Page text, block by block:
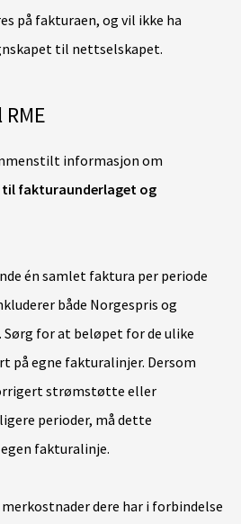
på fakturaen, og vil ikke ha
til nettselskapet.
informasjon om
til fakturaunderlaget og
én samlet faktura per periode
både Norgespris og
for at beløpet for de ulike
på egne fakturalinjer. Dersom
strømstøtte eller
perioder, må dette
fakturalinje.
dere har i forbindelse